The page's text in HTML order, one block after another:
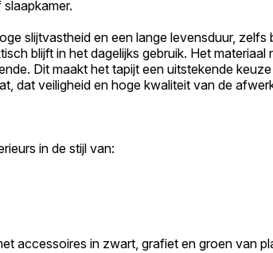
slijtvastheid en een lange levensduur,
blijft in het dagelijks gebruik. Het
Dit maakt het tapijt een uitstekende
dat veiligheid en hoge kwaliteit van de
in de stijl van:
accessoires in zwart, grafiet en groen van